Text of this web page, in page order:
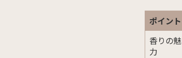
ポイント
香りの魅
力